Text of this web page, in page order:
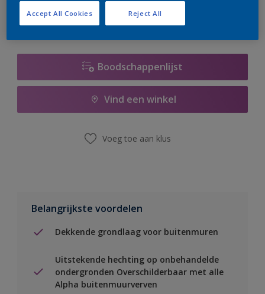
Boodschappenlijst
Vind een winkel
Voeg toe aan klus
Belangrijkste voordelen
Dekkende grondlaag voor buitenmuren
Uitstekende hechting op onbehandelde
ondergronden Overschilderbaar met alle
Alpha buitenmuurverven
Reject All
Accept All Cookies